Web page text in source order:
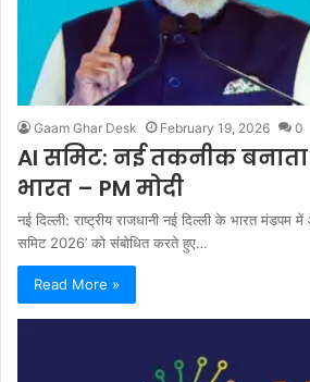
Gaam Ghar Desk February 19, 2026 0
AI समिट: नई तकनीक
भारत – PM मोदी
नई दिल्ली: राष्ट्रीय राजधानी नई दिल्ली के भारत मंडपम
समिट 2026’ को संबोधित करते हुए…
Read More »